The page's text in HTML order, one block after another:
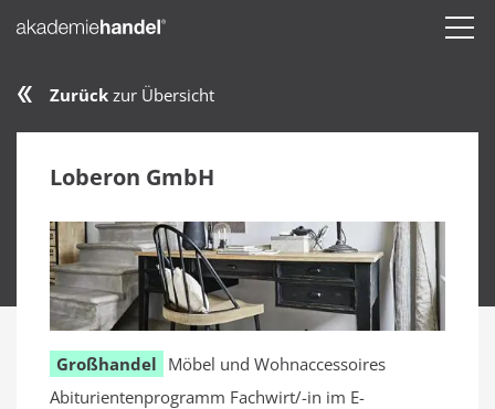
Zurück zur Übersicht
Loberon GmbH
Großhandel Möbel und Wohnaccessoires
Abiturientenprogramm Fachwirt/-in im E-